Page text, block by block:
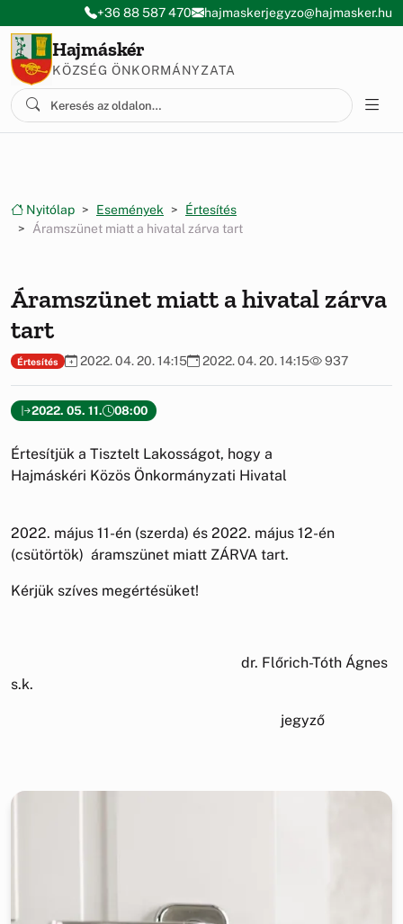
Ugrás a menüre
Ugrás a tartalomra
+36 88 587 470 hajmaskerjegyzo@hajmasker.hu
Hajmáskér
KÖZSÉG ÖNKORMÁNYZATA
Nyitólap Események
Értesítés
Áramszünet miatt a hivatal zárva tart
Áramszünet miatt a hivatal zárva
tart
Értesítés 2022. 04. 20. 14:15 2022. 04. 20. 14:15 937
2022. 05. 11. 08:00
Értesítjük a Tisztelt Lakosságot, hogy a
Hajmáskéri Közös Önkormányzati Hivatal
2022. május 11-én (szerda) és 2022. május 12-én
(csütörtök) áramszünet miatt ZÁRVA tart.
Kérjük szíves megértésüket!
dr. Flőrich-Tóth Ágnes
s.k.
jegyző